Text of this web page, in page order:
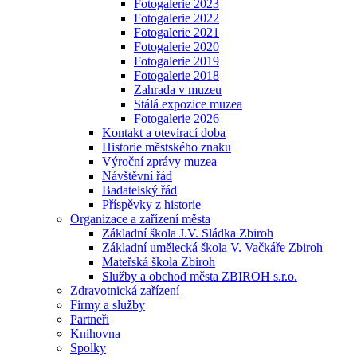
Fotogalerie 2023
Fotogalerie 2022
Fotogalerie 2021
Fotogalerie 2020
Fotogalerie 2019
Fotogalerie 2018
Zahrada v muzeu
Stálá expozice muzea
Fotogalerie 2026
Kontakt a otevírací doba
Historie městského znaku
Výroční zprávy muzea
Návštěvní řád
Badatelský řád
Příspěvky z historie
Organizace a zařízení města
Základní škola J.V. Sládka Zbiroh
Základní umělecká škola V. Vačkáře Zbiroh
Mateřská škola Zbiroh
Služby a obchod města ZBIROH s.r.o.
Zdravotnická zařízení
Firmy a služby
Partneři
Knihovna
Spolky